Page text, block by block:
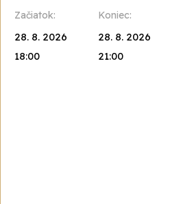
Začiatok:
28. 8. 2026
18:00
Koniec:
28. 8. 2026
21:00